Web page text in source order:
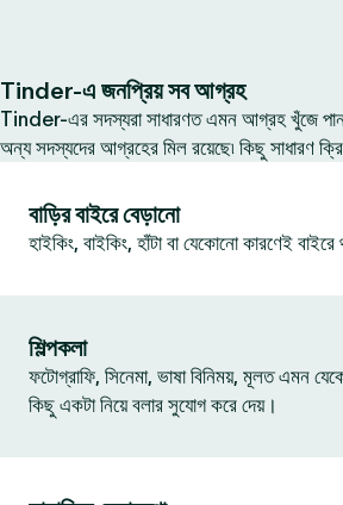
Tinder-এ জনপ্রিয় সব আগ্রহ
Tinder-এর সদস্যরা সাধারণত এমন আগ্রহ খুঁজে পান
অন্য সদস্যদের আগ্রহের মিল রয়েছে৷ কিছু সাধারণ
বাড়ির বাইরে বেড়ানো
হাইকিং, বাইকিং, হাঁটা বা যেকোনো কারণেই বাইরে
শিল্পকলা
ফটোগ্রাফি, সিনেমা, ভাষা বিনিময়, মূলত এমন
কিছু একটা নিয়ে বলার সুযোগ করে দেয়।